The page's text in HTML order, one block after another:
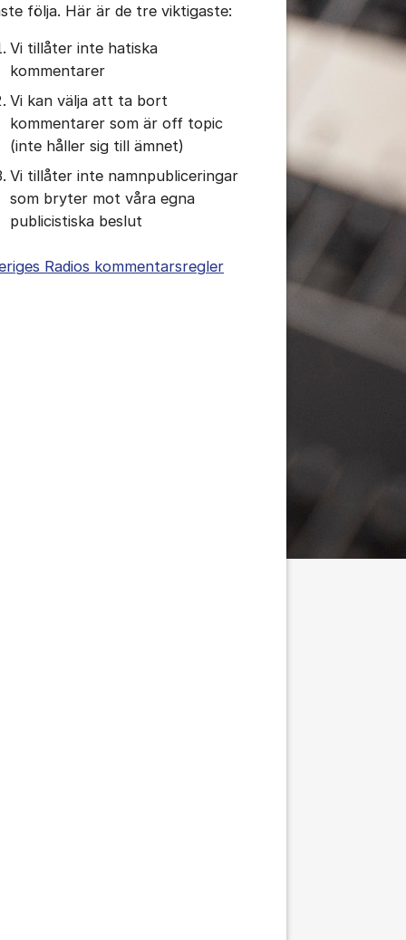
för inlägg/kommentar
för inlägg/kommentar
för inlägg/kommentar
följa. Här är de tre viktigaste:
Vi tillåter inte hatiska
kommentarer
Vi kan välja att ta bort
kommentarer som är off topic
(inte håller sig till ämnet)
Vi tillåter inte namnpubliceringar
som bryter mot våra egna
publicistiska beslut
Radios kommentarsregler